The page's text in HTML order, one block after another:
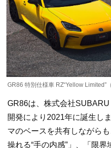
GR86 特別仕様車 RZ“Yellow Limited”
GR86は、株式会社
開発により2021年に誕生し
マのベースを共有しながら
操れる“手の内感”」、「限